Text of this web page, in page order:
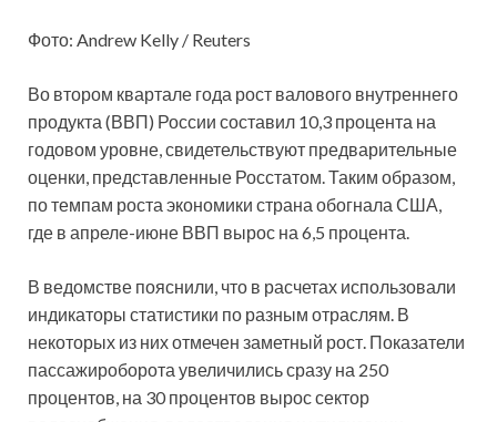
Фото: Andrew Kelly / Reuters
Во втором квартале года рост валового внутреннего
продукта (ВВП) России составил 10,3 процента на
годовом уровне, свидетельствуют предварительные
оценки, представленные Росстатом. Таким образом,
по темпам роста экономики страна обогнала США,
где в апреле-июне ВВП вырос на 6,5 процента.
В ведомстве пояснили, что в расчетах использовали
индикаторы статистики по разным отраслям. В
некоторых из них отмечен заметный рост. Показатели
пассажироборота увеличились сразу на 250
процентов, на 30 процентов вырос сектор